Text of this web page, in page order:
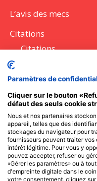
L’avis des mecs
Citations
Citations
Questions à poser
Messages SMS
Recevoir
Paramètres de
Cliquer sur le bouton
défaut des seuls cookie
Nous et nos partenaires
appareil, telles que des
stockages du navigateur pour
fournisseurs peuvent traiter vos
intérêt légitime. Pour vous y
pouvez accepter, refuser ou
«Gérer les paramètres» ou à
d'empreinte digitale dans le
votre consentement, cliquez